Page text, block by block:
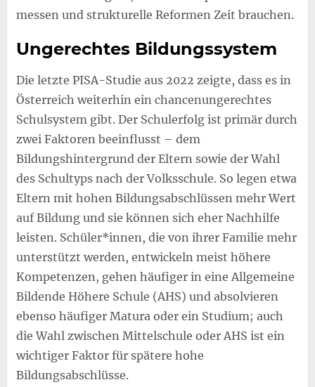
messen und strukturelle Reformen Zeit brauchen.
Ungerechtes Bildungssystem
Die letzte PISA-Studie aus 2022 zeigte, dass es in
Österreich weiterhin ein chancenungerechtes
Schulsystem gibt. Der Schulerfolg ist primär durch
zwei Faktoren beeinflusst – dem
Bildungshintergrund der Eltern sowie der Wahl
des Schultyps nach der Volksschule. So legen etwa
Eltern mit hohen Bildungsabschlüssen mehr Wert
auf Bildung und sie können sich eher Nachhilfe
leisten. Schüler*innen, die von ihrer Familie mehr
unterstützt werden, entwickeln meist höhere
Kompetenzen, gehen häufiger in eine Allgemeine
Bildende Höhere Schule (AHS) und absolvieren
ebenso häufiger Matura oder ein Studium; auch
die Wahl zwischen Mittelschule oder AHS ist ein
wichtiger Faktor für spätere hohe
Bildungsabschlüsse.